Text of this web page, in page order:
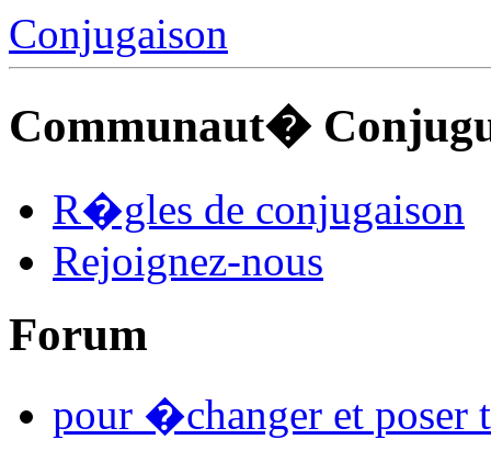
Conjugaison
Communaut�
R�gles de conjugaison
Rejoignez-nous
Forum
pour �changer et poser